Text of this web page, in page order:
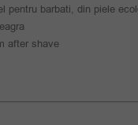
pentru barbati, din piele
after shave